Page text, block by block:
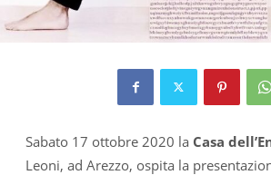
Sabato 17 ottobre 2020 la Casa
Leoni, ad Arezzo, ospita la